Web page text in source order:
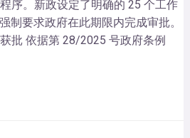
序。新政设定了明确的 25 个工作
制要求政府在此期限内完成审批。
批 依据第 28/2025 号政府条例